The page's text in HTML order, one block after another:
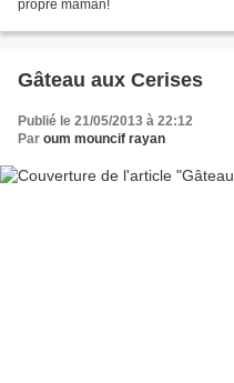
propre maman!
Gâteau aux Cerises
Publié le 21/05/2013 à 22:12
Par oum mouncif rayan